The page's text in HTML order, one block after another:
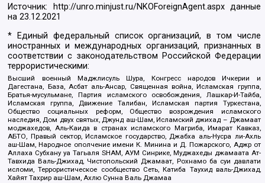
Источник: http://unro.minjust.ru/NKOForeignAgent.aspxданные
на23.12.2021
* Единый федеральный список организаций, в том числе
иностранных и международных организаций, признанных в
соответствии с законодательством Российской Федерации
террористическими:
Высший военный Маджлисуль Шура, Конгресс народов Ичкерии и
Дагестана, База, Асбат аль-Ансар, Священная война, Исламская группа,
Братья-мусульмане, Партия исламского освобождения, Лашкар-И-Тайба,
Исламская группа, Движение Талибан, Исламская партия Туркестана,
Общество социальных реформ, Общество возрождения исламского
наследия, Дом двух святых, Джунд аш-Шам, Исламский джихад – Джамаат
моджахедов, Аль-Каида в странах исламского Магриба, Имарат Кавказ,
АБТО, Правый сектор, Исламское государство, Джабха аль-Нусра ли-Ахль
аш-Шам, Народное ополчение имени К. Минина и Д. Пожарского, Аджр от
Аллаха Субхану уа Тагьаля SHAM, АУМ Синрике, Муджахеды джамаата Ат-
Тавхида Валь-Джихад, Чистопольский Джамаат, Рохнамо ба суи давлати
исломи, Террористическое сообщество Сеть, Катиба Таухид валь-Джихад,
Хайят Тахрир аш-Шам, Ахлю Сунна Валь Джамаа